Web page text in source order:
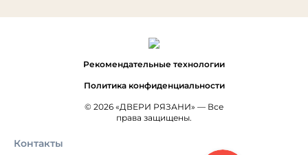
Рекомендательные технологии
Политика конфиденциальности
© 2026 «ДВЕРИ РЯЗАНИ» — Все
права защищены.
Контакты